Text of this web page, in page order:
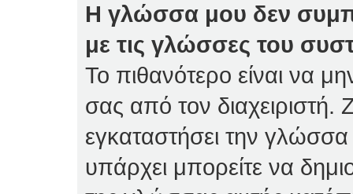
Η γλώσσα μου δεν
με τις γλώσσες του
Το πιθανότερο είναι να
σας από τον διαχειριστή.
εγκαταστήσει την
υπάρχει μπορείτε να